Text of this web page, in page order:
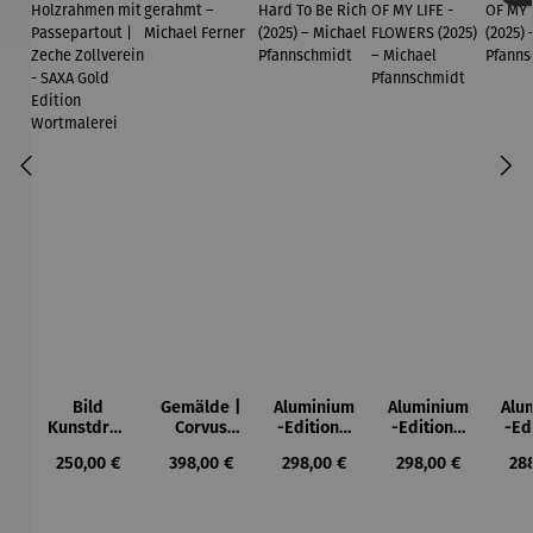
Bild
Kunstdruc
Holzrahm
Regulärer Preis:
250,00 €
Gemälde |
Corvus
gerahmt –
Regulärer Preis:
398,00 €
Aluminium
-Edition |
To Be Rich
Regulärer Preis:
298,00 €
Aluminium
-Edition |
MY LIFE -
Regulärer Preis:
298,00 €
-